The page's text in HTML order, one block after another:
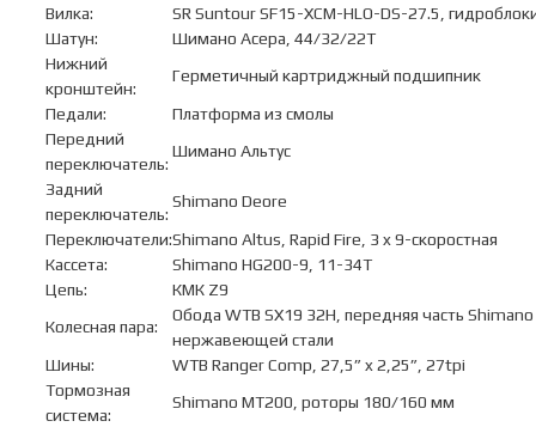
Вилка:
SR Suntour SF15-XCM-HLO-DS-27.5,
Шатун:
Шимано Асера, 44/32/22T
Нижний
кронштейн:
Герметичный картриджный подшипник
Педали:
Платформа из смолы
Передний
переключатель:
Шимано Альтус
Задний
переключатель:
Shimano Deore
Переключатели:Shimano Altus, Rapid Fire, 3 x 9-скоростная
Кассета:
Shimano HG200-9, 11-34T
Цепь:
КМК Z9
Колесная пара:
Обода WTB SX19 32H, передняя часть
нержавеющей стали
Шины:
WTB Ranger Comp, 27,5” x 2,25”, 27tpi
Тормозная
система:
Shimano MT200, роторы 180/160 мм